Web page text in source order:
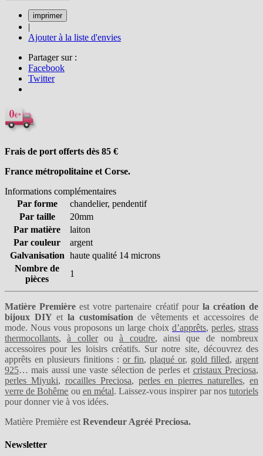
|
Ajouter à la liste d'envies
Partager sur :
Facebook
Twitter
Frais de port offerts dès 85 €
France métropolitaine et Corse.
Informations complémentaires
Par forme
chandelier, pendentif
Par taille
20mm
Par matière
laiton
Par couleur
argent
Galvanisation haute qualité 14 microns
Nombre de
pièces
1
Matière Première est votre partenaire créatif pourla création de
bijoux DIY etla customisation de vêtements et accessoires de
mode. Nous vous proposons un large choix d’apprêts, perles, strass
thermocollants,à collerouà coudre, ainsi que de nombreux
accessoires pour les loisirs créatifs. Sur notre site, découvrez des
apprêts en plusieurs finitions : or fin, plaqué or, gold filled, argent
925… mais aussi une vaste sélection de perles et cristaux Preciosa,
perles Miyuki, rocailles Preciosa, perles en pierres naturelles, en
verre de Bohême ou en métal. Laissez-vous inspirer par nostutoriels
pour donner vie à vos idées.
Matière Première est Revendeur Agréé Preciosa.
Newsletter